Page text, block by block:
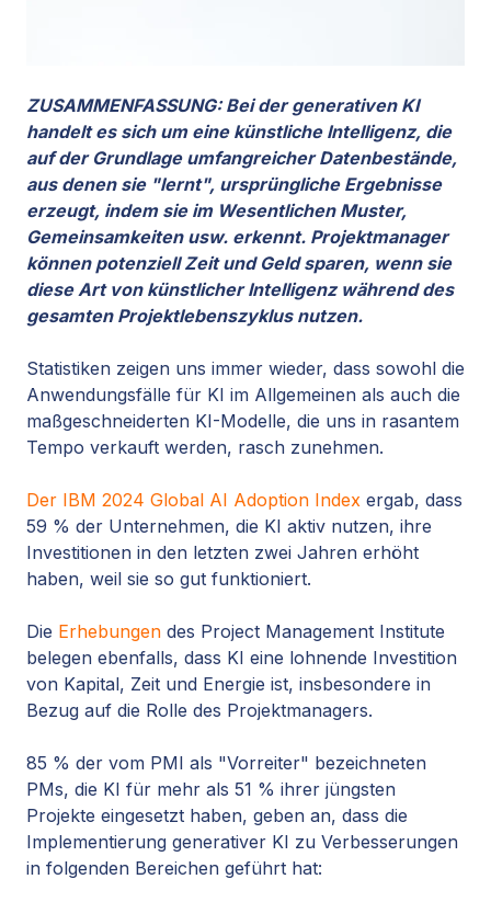
ZUSAMMENFASSUNG: Bei der generativen KI
handelt es sich um eine künstliche Intelligenz, die
auf der Grundlage umfangreicher Datenbestände,
aus denen sie "lernt", ursprüngliche Ergebnisse
erzeugt, indem sie im Wesentlichen Muster,
Gemeinsamkeiten usw. erkennt. Projektmanager
können potenziell Zeit und Geld sparen, wenn sie
diese Art von künstlicher Intelligenz während des
gesamten Projektlebenszyklus nutzen.
Statistiken zeigen uns immer wieder, dass sowohl die
Anwendungsfälle für KI im Allgemeinen als auch die
maßgeschneiderten KI-Modelle, die uns in rasantem
Tempo verkauft werden, rasch zunehmen.
Der IBM 2024 Global AI Adoption Index ergab, dass
59 % der Unternehmen, die KI aktiv nutzen, ihre
Investitionen in den letzten zwei Jahren erhöht
haben, weil sie so gut funktioniert.
Die Erhebungen des Project Management Institute
belegen ebenfalls, dass KI eine lohnende Investition
von Kapital, Zeit und Energie ist, insbesondere in
Bezug auf die Rolle des Projektmanagers.
85 % der vom PMI als "Vorreiter" bezeichneten
PMs, die KI für mehr als 51 % ihrer jüngsten
Projekte eingesetzt haben, geben an, dass die
Implementierung generativer KI zu Verbesserungen
in folgenden Bereichen geführt hat: